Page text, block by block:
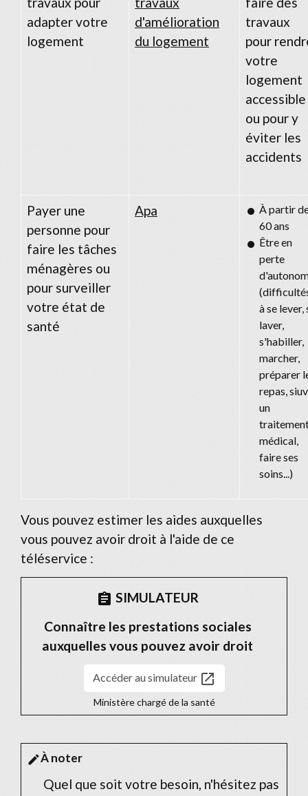
adapter votre
logement
d'amélioration
du logement
travaux
pour
votre
logement
accessible
ou pour y
éviter les
accidents
Payer une
personne pour
faire les tâches
ménagères ou
pour surveiller
votre état de
santé
Apa
À partir
60 ans
Être en
perte
à se lever,
laver,
s'habiller,
marcher,
préparer
repas,
un
médical,
faire ses
soins...)
Vous pouvez estimer les aides auxquelles
vous pouvez avoir droit à l'aide de ce
téléservice :
assignment SIMULATEUR
Connaître les prestations sociales
auxquelles vous pouvez avoir droit
Accéder au simulateur open_in_new
Ministère chargé de la santé
editÀ noter
Quel que soit votre besoin, n'hésitez pas